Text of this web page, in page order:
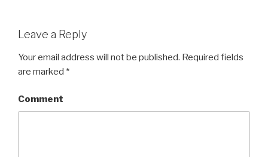
Leave a Reply
Your email address will not be published. Required fields
are marked *
Comment